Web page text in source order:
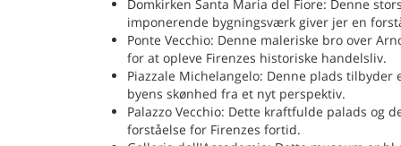
Domkirken Santa Maria del Fiore: Denne
imponerende bygningsværk giver jer en
Ponte Vecchio: Denne maleriske bro over
for at opleve Firenzes historiske handelsliv.
Piazzale Michelangelo: Denne plads
byens skønhed fra et nyt perspektiv.
Palazzo Vecchio: Dette kraftfulde palads og
forståelse for Firenzes fortid.